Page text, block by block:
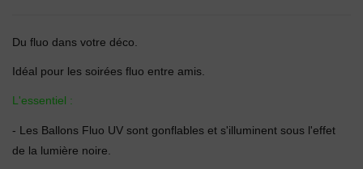
Du fluo dans votre déco.
Idéal pour les soirées fluo entre amis.
L'essentiel :
- Les Ballons Fluo UV sont gonflables et s'illuminent sous l'effet
de la lumière noire.